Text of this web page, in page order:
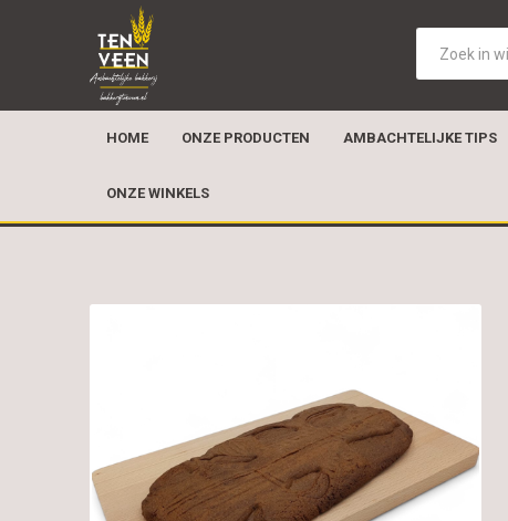
HOME ONZE PRODUCTEN AMBACHTELIJKE TIPS
ONZE WINKELS